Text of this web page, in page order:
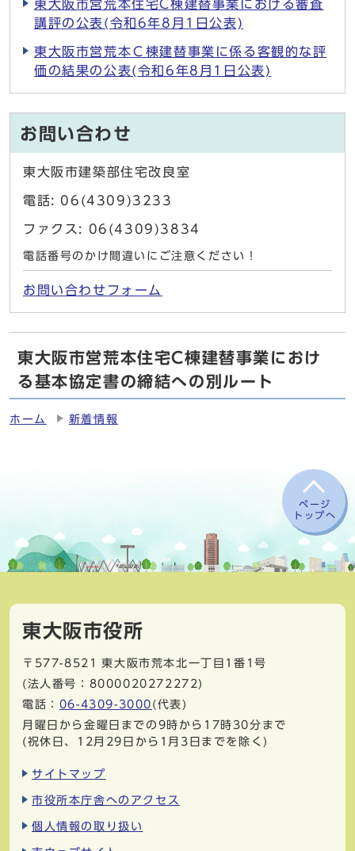
東大阪市営荒本住宅C棟建替事業における審査
講評の公表(令和6年8月1日公表)
東大阪市営荒本Ｃ棟建替事業に係る客観的な評
価の結果の公表(令和6年8月1日公表)
お問い合わせ
東大阪市建築部住宅改良室
電話: 06(4309)3233
ファクス: 06(4309)3834
電話番号のかけ間違いにご注意ください！
お問い合わせフォーム
東大阪市営荒本住宅C棟建替事業におけ
る基本協定書の締結への別ルート
ホーム 新着情報
ページ
トップへ
東大阪市役所
〒577-8521
東大阪市荒本北一丁目1番1号
(法人番号：8000020272272)
電話： 06-4309-3000 (代表)
月曜日から金曜日までの9時から17時30分まで
(祝休日、12月29日から1月3日までを除く)
サイトマップ
市役所本庁舎へのアクセス
個人情報の取り扱い